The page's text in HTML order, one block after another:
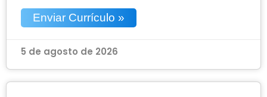
Enviar Currículo »
5 de agosto de 2026